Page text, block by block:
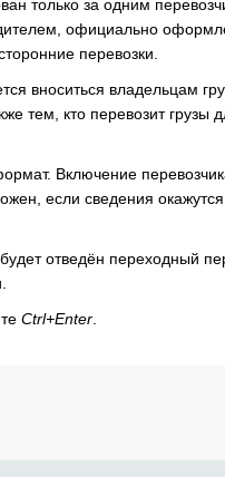
только за одним
официально
перевозки.
вноситься владельцам
тем, кто перевозит грузы
Включение
если сведения
отведён переходный
Ctrl+Enter